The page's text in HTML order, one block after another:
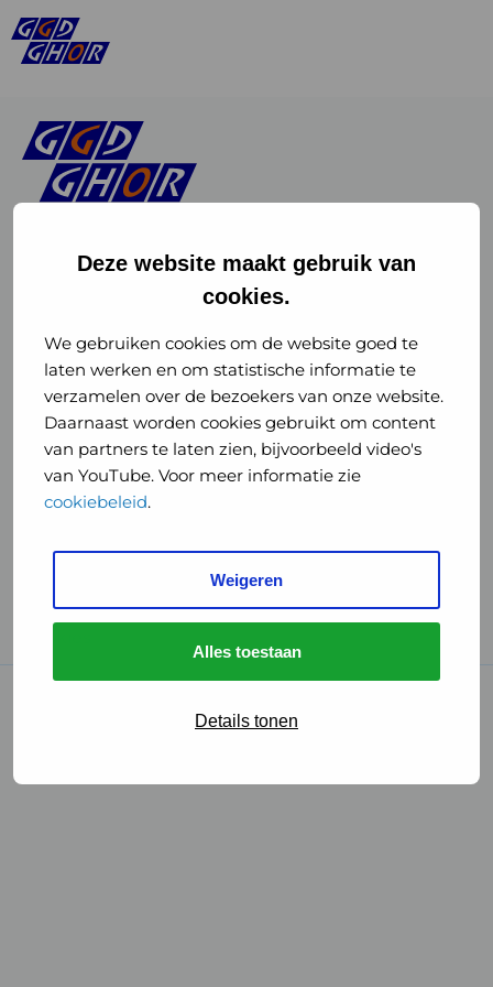
Deze website maakt gebruik van
cookies.
We gebruiken cookies om de website goed te
laten werken en om statistische informatie te
verzamelen over de bezoekers van onze website.
Daarnaast worden cookies gebruikt om content
van partners te laten zien, bijvoorbeeld video's
van YouTube. Voor meer informatie zie
cookiebeleid.
Weigeren
Alles toestaan
Details tonen
of
GGD
GHOR
Nederland
Instagram
of
GGD
GHOR
Nederland
GGD Reizen op social media
GGD Reizen
GGD Reisvaccinaties